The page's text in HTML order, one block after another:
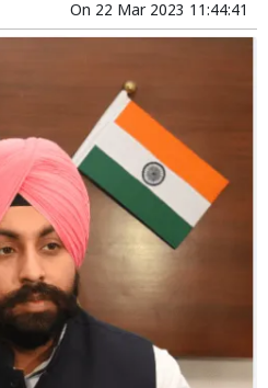
On 22 Mar 2023 11:44:41